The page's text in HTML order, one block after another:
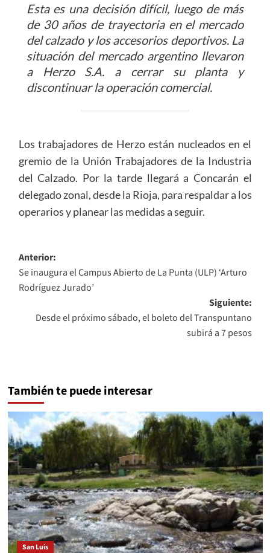
Esta es una decisión difícil, luego de más
de 30 años de trayectoria en el mercado
del calzado y los accesorios deportivos. La
situación del mercado argentino llevaron
a Herzo S.A. a cerrar su planta y
discontinuar la operación comercial.
Los trabajadores de Herzo están nucleados en el
gremio de la Unión Trabajadores de la Industria
del Calzado. Por la tarde llegará a Concarán el
delegado zonal, desde la Rioja, para respaldar a los
operarios y planear las medidas a seguir.
Navegación
de
entradas
Anterior:
Se inaugura el Campus Abierto de La Punta (ULP) ‘Arturo
Rodríguez Jurado’
Siguiente:
Desde el próximo sábado, el boleto del Transpuntano
subirá a 7 pesos
También te puede interesar
San Luis